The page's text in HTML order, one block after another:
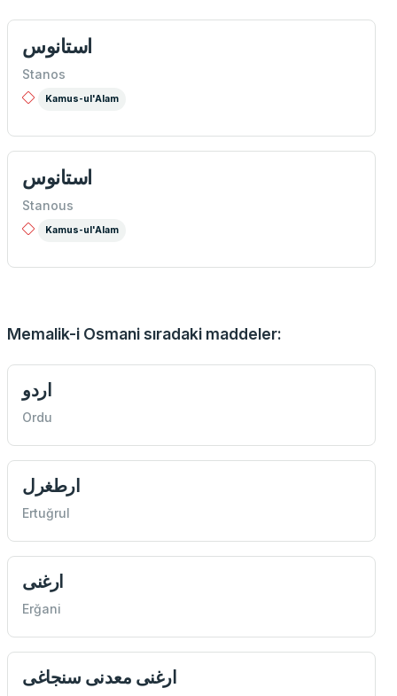
استانوس
Stanos
Kamus-ul'Alam
استانوس
Stanous
Kamus-ul'Alam
Memalik-i Osmani sıradaki maddeler:
اردو
Ordu
ارطغرل
Ertuğrul
ارغنی
Erğani
ارغنی معدنی سنجاغی